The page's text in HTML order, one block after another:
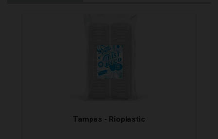
Adicionar ao orçamento
Tampas - Rioplastic